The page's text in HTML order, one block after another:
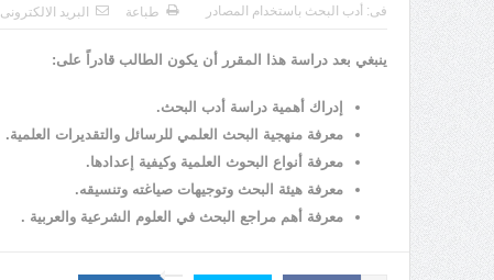
فى: أدب البحث باستخدام المصادر طباعة البريد الالكترونى
ينبغي بعد دراسة هذا المقرر أن يكون الطالب قادراً على:
إدراك أهمية دراسة أدب البحث.
معرفة منهجية البحث العلمي للرسائل والتقديرات العلمية.
معرفة أنواع البحوث العلمية وكيفية إعدادها.
معرفة هيئة البحث وتوجيهات صياغته وتنسيقه.
معرفة أهم مراجع البحث في العلوم الشرعية والعربية .